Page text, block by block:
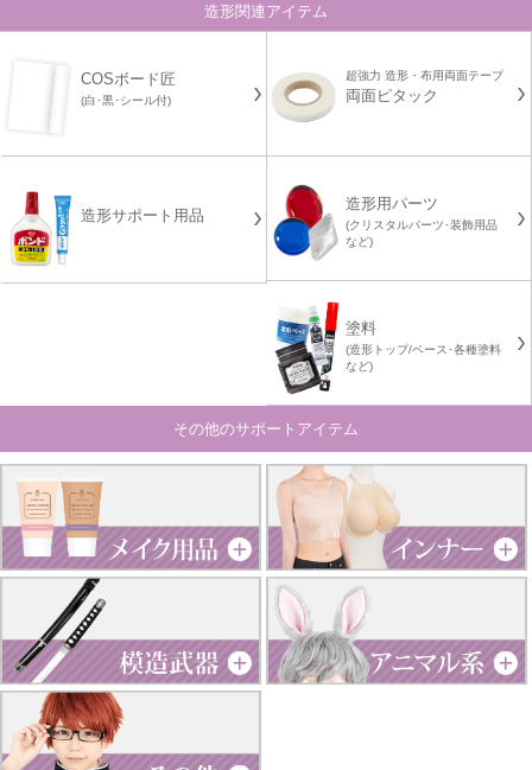
造形関連アイテム
COSボード匠
(白･黒･シール付)
超強力 造形・布用両面テープ
両面ピタック
造形サポート用品
造形用パーツ
(クリスタルパーツ･装飾用品
など)
塗料
(造形トップ/ベース･各種塗料
など)
その他のサポートアイテム